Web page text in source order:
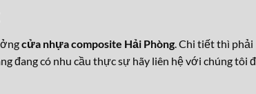
cửa nhựa composite Hải Phòng. Chi tiết thì phải
đang có nhu cầu thực sự hãy liên hệ với chúng tôi